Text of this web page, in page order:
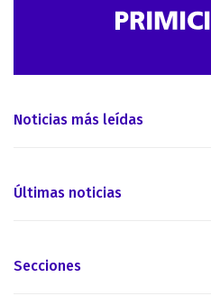
Noticias más leídas
Últimas noticias
Secciones